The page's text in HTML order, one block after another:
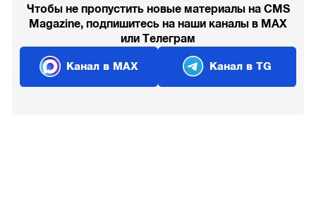
Чтобы не пропустить новые материалы на CMS
Magazine, подпишитесь на наши каналы в MAX
или Телеграм
Канал в MAX Канал в TG